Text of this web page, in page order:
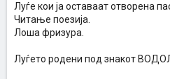
Луѓе кои ја оставаат отворена
Читање поезија.
Лоша фризура.
Луѓето родени под знакот